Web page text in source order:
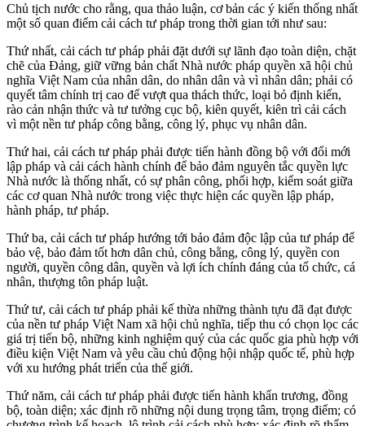
Chủ tịch nước cho rằng, qua thảo luận, cơ bản các ý kiến thống nhất
một số quan điểm cải cách tư pháp trong thời gian tới như sau:
Thứ nhất, cải cách tư pháp phải đặt dưới sự lãnh đạo toàn diện, chặt
chẽ của Đảng, giữ vững bản chất Nhà nước pháp quyền xã hội chủ
nghĩa Việt Nam của nhân dân, do nhân dân và vì nhân dân; phải có
quyết tâm chính trị cao để vượt qua thách thức, loại bỏ định kiến,
rào cản nhận thức và tư tưởng cục bộ, kiên quyết, kiên trì cải cách
vì một nền tư pháp công bằng, công lý, phục vụ nhân dân.
Thứ hai, cải cách tư pháp phải được tiến hành đồng bộ với đổi mới
lập pháp và cải cách hành chính để bảo đảm nguyên tắc quyền lực
Nhà nước là thống nhất, có sự phân công, phối hợp, kiểm soát giữa
các cơ quan Nhà nước trong việc thực hiện các quyền lập pháp,
hành pháp, tư pháp.
Thứ ba, cải cách tư pháp hướng tới bảo đảm độc lập của tư pháp để
bảo vệ, bảo đảm tốt hơn dân chủ, công bằng, công lý, quyền con
người, quyền công dân, quyền và lợi ích chính đáng của tổ chức, cá
nhân, thượng tôn pháp luật.
Thứ tư, cải cách tư pháp phải kế thừa những thành tựu đã đạt được
của nền tư pháp Việt Nam xã hội chủ nghĩa, tiếp thu có chọn lọc các
giá trị tiến bộ, những kinh nghiệm quý của các quốc gia phù hợp với
điều kiện Việt Nam và yêu cầu chủ động hội nhập quốc tế, phù hợp
với xu hướng phát triển của thế giới.
Thứ năm, cải cách tư pháp phải được tiến hành khẩn trương, đồng
bộ, toàn diện; xác định rõ những nội dung trọng tâm, trọng điểm; có